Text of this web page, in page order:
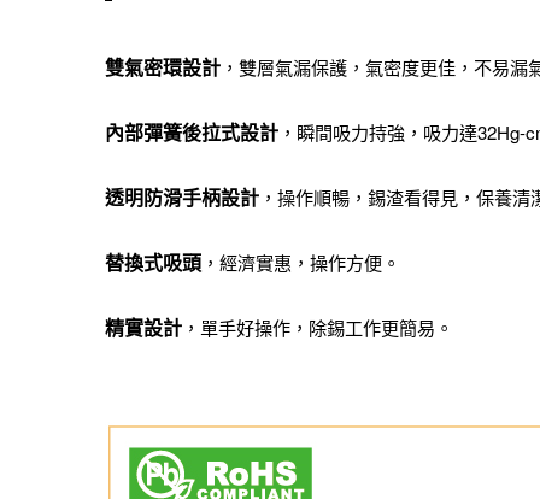
雙氣密環設計 ，雙層氣漏保護，氣密度更佳，不易漏
內部彈簧後拉式設計 ，瞬間吸力持強，吸力達32Hg-
透明防滑手柄設計 ，操作順暢，錫渣看得見，保養清
替換式吸頭 ，經濟實惠，操作方便。
精實設計 ，單手好操作，除錫工作更簡易。